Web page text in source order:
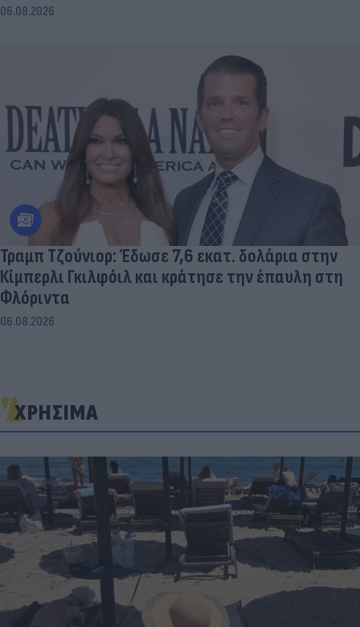
06.08.2026
Τραμπ Τζούνιορ: Έδωσε 7,6 εκατ. δολάρια στην
Κίμπερλι Γκιλφόιλ και κράτησε την έπαυλη στη
Φλόριντα
06.08.2026
ΧΡΗΣΙΜΑ